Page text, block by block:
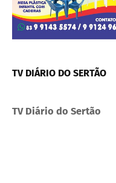
TV DIÁRIO DO SERTÃO
TV Diário do Sertão